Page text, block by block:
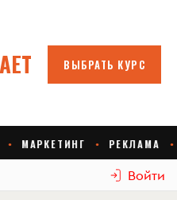
Войти